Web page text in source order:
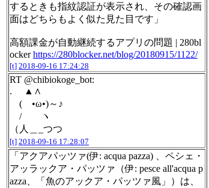
するときも指紋認証が表示され、その確認画
面はどちらもよく似た見た目です」
高額課金が自動継続するアプリの問題 | 280bl
ockerhttps://280blocker.net/blog/20180915/1122/
[t] 2018-09-16 17:24:28
RT @chibiokoge_bot:
. ▲∧
( •ω•)～♪
/ ヽ
（人＿_つつ
[t] 2018-09-16 17:28:07
「アクアパッツァ(伊: acqua pazza) 、ペシェ・
アッラックア・パッツァ（伊: pesce all'acqua p
azza、「魚のアックア・パッツァ風」）は、